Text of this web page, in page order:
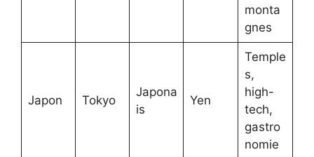
monta
gnes
Japon Tokyo
Japona
is
Yen
Temple
s,
high-
tech,
gastro
nomie